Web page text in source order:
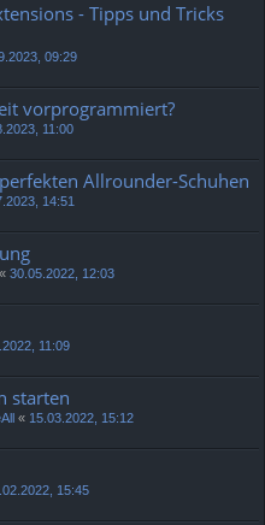
- Tipps und Tricks
09:29
vorprogrammiert?
11:00
Allrounder-Schuhen
14:51
« 30.05.2022, 12:03
11:09
starten
« 15.03.2022, 15:12
15:45